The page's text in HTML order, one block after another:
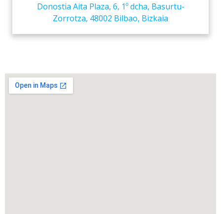
Donostia Aita Plaza, 6, 1º dcha, Basurtu-
Zorrotza, 48002 Bilbao, Bizkaia